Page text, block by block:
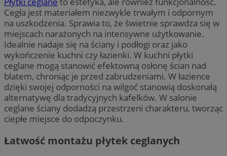
Cegła jest materiałem niezwykle trwałym i odpornym
na uszkodzenia. Sprawia to, że świetnie sprawdza się w
miejscach narażonych na intensywne użytkowanie.
Idealnie nadaje się na ściany i podłogi oraz jako
wykończenie kuchni czy łazienki. W kuchni płytki
ceglane mogą stanowić efektowną osłonę ścian nad
blatem, chroniąc je przed zabrudzeniami. W łazience
dzięki swojej odporności na wilgoć stanowią doskonałą
alternatywę dla tradycyjnych kafelków. W salonie
ceglane ściany dodadzą przestrzeni charakteru, tworząc
ciepłe miejsce do odpoczynku.
Łatwość montażu płytek ceglanych